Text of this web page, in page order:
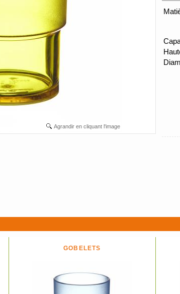
Agrandir en cliquant l'image
GOBELETS